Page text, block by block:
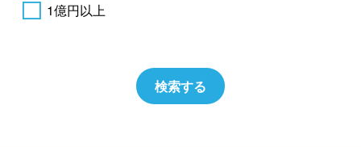
1億円以上